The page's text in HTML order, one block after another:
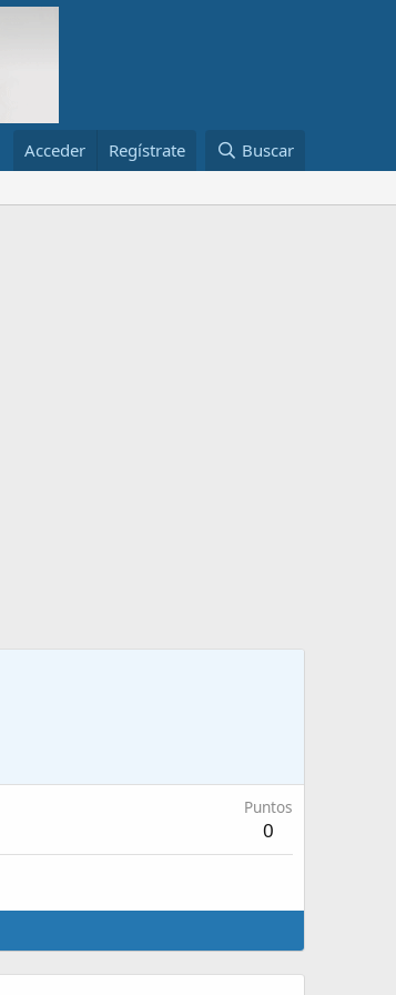
Acceder Regístrate Buscar
Puntos
0